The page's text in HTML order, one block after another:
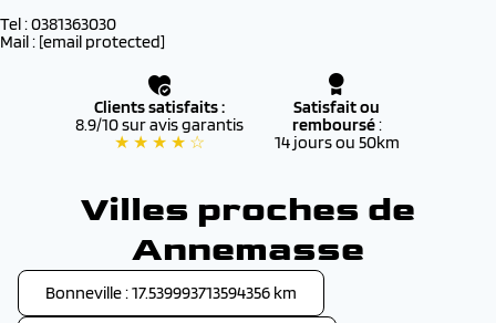
Tel : 0381363030
Mail : [email protected]
Clients satisfaits :
8.9/10 sur avis garantis
★ ★ ★ ★ ☆
Satisfait ou
remboursé:
14 jours ou 50km
Villes proches de
Annemasse
Bonneville : 17.539993713594356 km